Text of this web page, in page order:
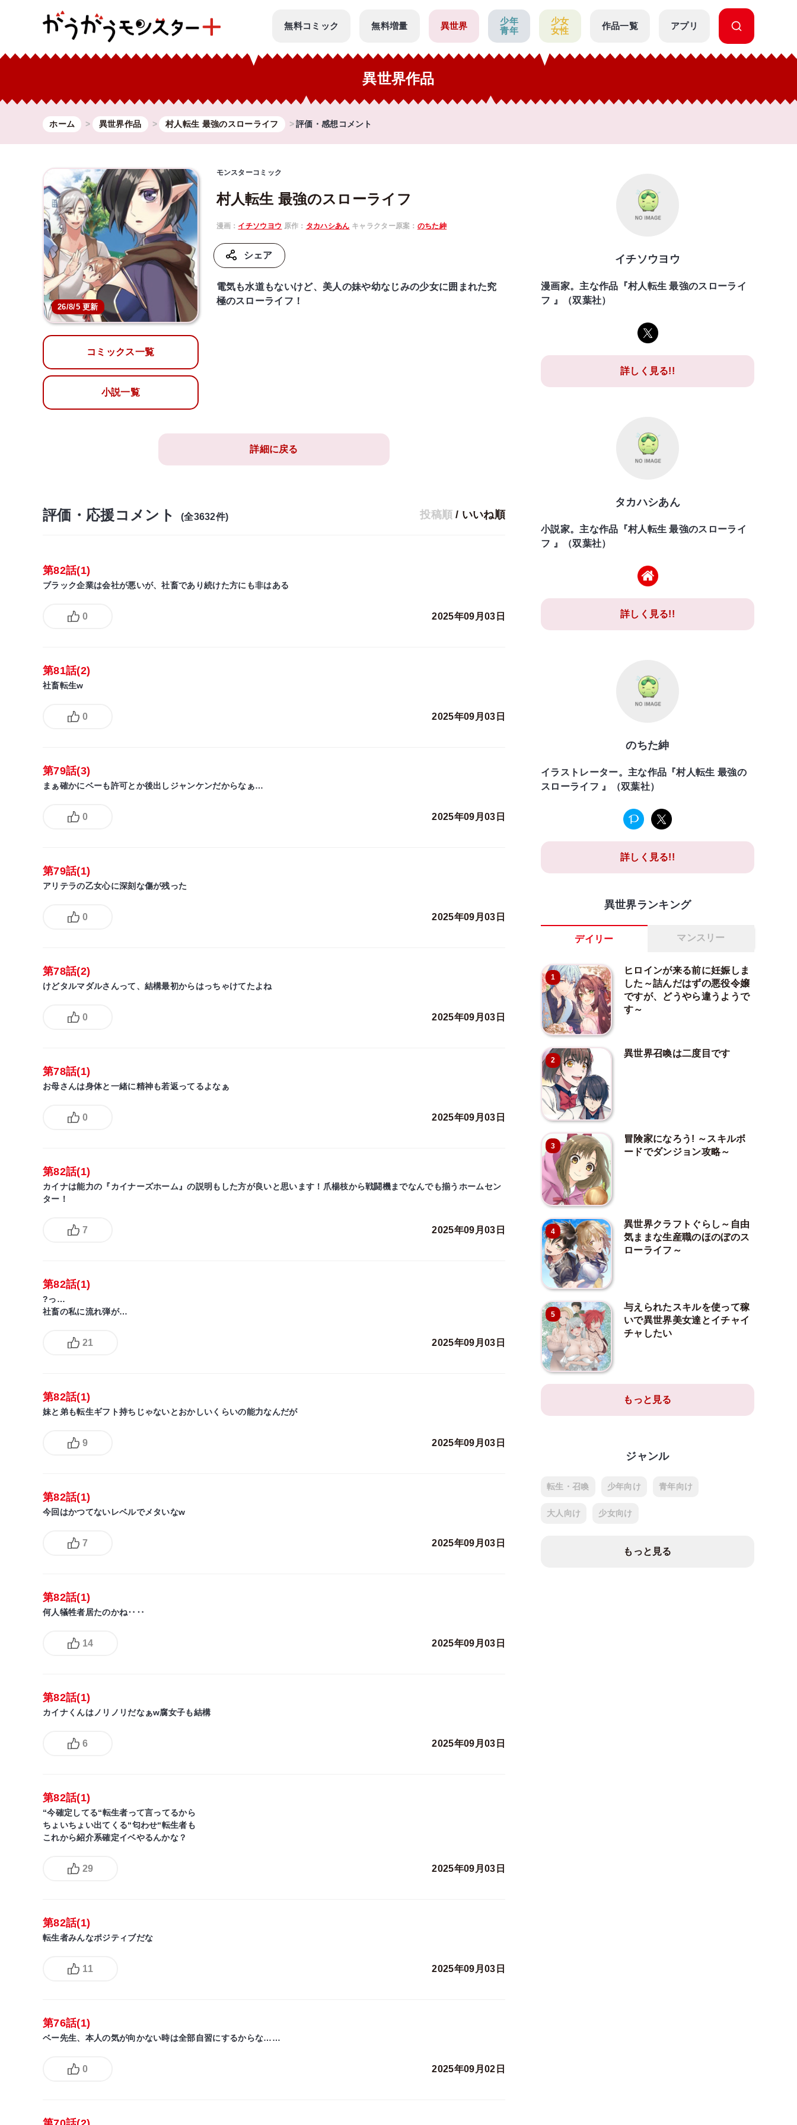
無料コミック 無料増量 異世界
少年
青年
少女
女性
作品一覧 アプリ
異世界作品
ホーム 異世界作品 村人転生 最強のスローライフ 評価・感想コメント
26/8/5 更新
コミックス一覧
小説一覧
モンスターコミック
村人転生 最強のスローライフ
漫画： イチソウヨウ 原作： タカハシあん キャラクター原案： のちた紳
シェア
電気も水道もないけど、美人の妹や幼なじみの少女に囲まれた究
極のスローライフ！
詳細に戻る
評価・応援コメント (全3632件) 投稿順 / いいね順
第82話(1)
ブラック企業は会社が悪いが、社畜であり続けた方にも非はある
0 2025年09月03日
第81話(2)
社畜転生w
0 2025年09月03日
第79話(3)
まぁ確かにベーも許可とか後出しジャンケンだからなぁ…
0 2025年09月03日
第79話(1)
アリテラの乙女心に深刻な傷が残った
0 2025年09月03日
第78話(2)
けどタルマダルさんって、結構最初からはっちゃけてたよね
0 2025年09月03日
第78話(1)
お母さんは身体と一緒に精神も若返ってるよなぁ
0 2025年09月03日
第82話(1)
カイナは能力の『カイナーズホーム』の説明もした方が良いと思います！爪楊枝から戦闘機までなんでも揃うホームセン
ター！
7 2025年09月03日
第82話(1)
?っ…
社畜の私に流れ弾が…
21 2025年09月03日
第82話(1)
妹と弟も転生ギフト持ちじゃないとおかしいくらいの能力なんだが
9 2025年09月03日
第82話(1)
今回はかつてないレベルでメタいなw
7 2025年09月03日
第82話(1)
何人犠牲者居たのかね‥‥
14 2025年09月03日
第82話(1)
カイナくんはノリノリだなぁw腐女子も結構
6 2025年09月03日
第82話(1)
“今確定してる“転生者って言ってるから
ちょいちょい出てくる“匂わせ“転生者も
これから紹介系確定イベやるんかな？
29 2025年09月03日
第82話(1)
転生者みんなポジティブだな
11 2025年09月03日
第76話(1)
ベー先生、本人の気が向かない時は全部自習にするからな……
0 2025年09月02日
イチソウヨウ
漫画家。主な作品『村人転生 最強のスローライ
フ 』（双葉社）
詳しく見る!!
タカハシあん
小説家。主な作品『村人転生 最強のスローライ
フ 』（双葉社）
詳しく見る!!
のちた紳
イラストレーター。主な作品『村人転生 最強の
スローライフ 』（双葉社）
詳しく見る!!
異世界ランキング
デイリー マンスリー
1
ヒロインが来る前に妊娠しま
した～詰んだはずの悪役令嬢
ですが、どうやら違うようで
す～
2
異世界召喚は二度目です
3
冒険家になろう! ～スキルボ
ードでダンジョン攻略～
4
異世界クラフトぐらし～自由
気ままな生産職のほのぼのス
ローライフ～
5
与えられたスキルを使って稼
いで異世界美女達とイチャイ
チャしたい
もっと見る
ジャンル
転生・召喚 少年向け 青年向け
大人向け 少女向け
もっと見る